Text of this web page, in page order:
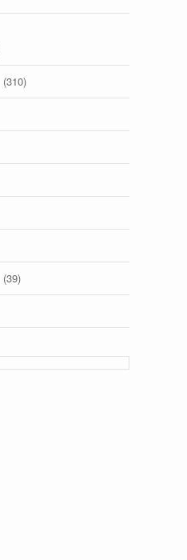
(310)
(39)